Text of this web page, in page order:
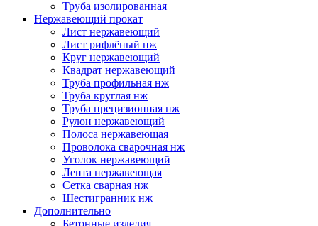
Труба изолированная
Нержавеющий прокат
Лист нержавеющий
Лист рифлёный нж
Круг нержавеющий
Квадрат нержавеющий
Труба профильная нж
Труба круглая нж
Труба прецизионная нж
Рулон нержавеющий
Полоса нержавеющая
Проволока сварочная нж
Уголок нержавеющий
Лента нержавеющая
Сетка сварная нж
Шестигранник нж
Дополнительно
Бетонные изделия